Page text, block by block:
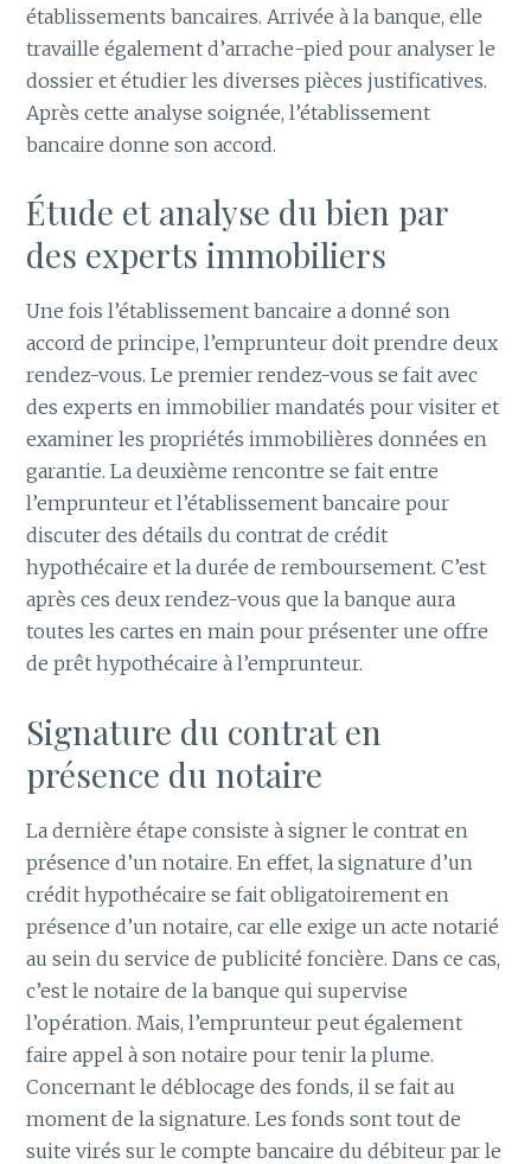
établissements bancaires. Arrivée à la banque, elle
travaille également d’arrache-pied pour analyser le
dossier et étudier les diverses pièces justificatives.
Après cette analyse soignée, l’établissement
bancaire donne son accord.
Étude et analyse du bien par
des experts immobiliers
Une fois l’établissement bancaire a donné son
accord de principe, l’emprunteur doit prendre deux
rendez-vous. Le premier rendez-vous se fait avec
des experts en immobilier mandatés pour visiter et
examiner les propriétés immobilières données en
garantie. La deuxième rencontre se fait entre
l’emprunteur et l’établissement bancaire pour
discuter des détails du contrat de crédit
hypothécaire et la durée de remboursement. C’est
après ces deux rendez-vous que la banque aura
toutes les cartes en main pour présenter une offre
de prêt hypothécaire à l’emprunteur.
Signature du contrat en
présence du notaire
La dernière étape consiste à signer le contrat en
présence d’un notaire. En effet, la signature d’un
crédit hypothécaire se fait obligatoirement en
présence d’un notaire, car elle exige un acte notarié
au sein du service de publicité foncière. Dans ce cas,
c’est le notaire de la banque qui supervise
l’opération. Mais, l’emprunteur peut également
faire appel à son notaire pour tenir la plume.
Concernant le déblocage des fonds, il se fait au
moment de la signature. Les fonds sont tout de
suite virés sur le compte bancaire du débiteur par le